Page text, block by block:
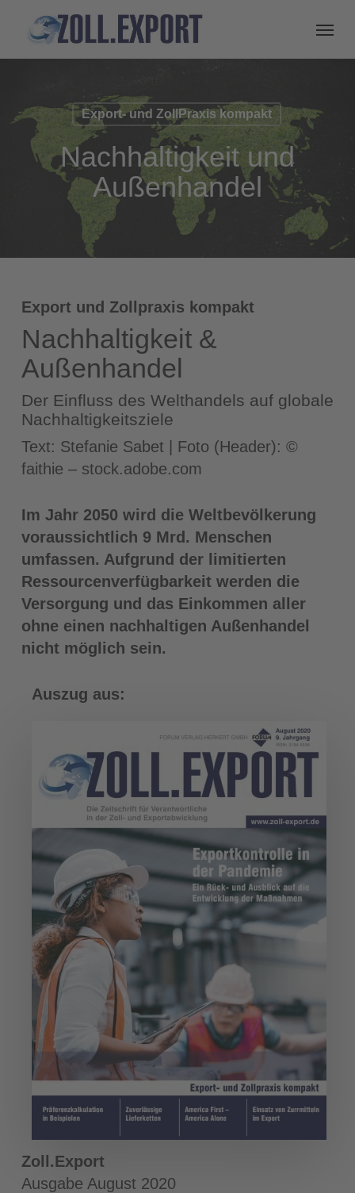
Export- und ZollPraxis kompakt
Nachhaltigkeit und
Außenhandel
Export und Zollpraxis kompakt
Nachhaltigkeit &
Außenhandel
Der Einfluss des Welthandels auf globale
Nachhaltigkeitsziele
Text: Stefanie Sabet | Foto (Header): ©
faithie – stock.adobe.com
Im Jahr 2050 wird die Weltbevölkerung
voraussichtlich 9 Mrd. Menschen
umfassen. Aufgrund der limitierten
Ressourcenverfügbarkeit werden die
Versorgung und das Einkommen aller
ohne einen nachhaltigen Außenhandel
nicht möglich sein.
Auszug aus:
Zoll.Export
Ausgabe August 2020